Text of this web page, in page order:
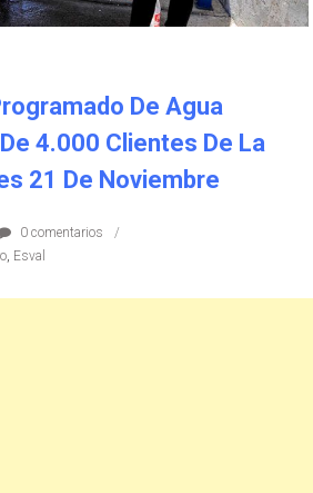
De Agua
4.000 Clientes De La
21 De Noviembre
0 comentarios
Esval